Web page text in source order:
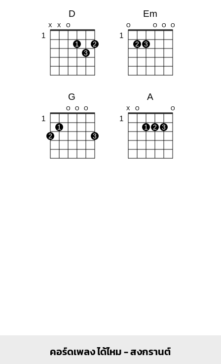
D
X X O
1
1
2
3
Em
O O O O
1
2 3
G
O O O
1
1
2
3
A
X O O
1
1 2 3
คอร์ดเพลง ได้ไหม - สงกรานต์